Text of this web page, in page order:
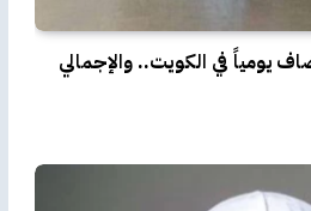
يومياً في الكويت.. والإجمالي